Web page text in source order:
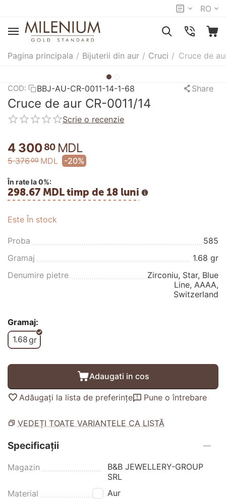
RO
Pagina principala / Bijuterii din aur / Cruci / Cruce de
COD: BBJ-AU-CR-0011-14-1-68 Share
Cruce de aur CR-0011/14
Scrie o recenzie
4 30080 MDL
5 37600 MDL -20%
În rate la 0%:
298.67 MDL timp de 18 luni
Este În stock
Proba
585
Gramaj
1.68 gr
Denumire pietre
Zirconiu, Star, Blue
Line, AAAA,
Switzerland
Gramaj:
1.68gr
Adaugati in cos
Adăugați la lista de preferințe Pune o întrebare
VEDEȚI TOATE VARIANTELE CA LISTĂ
Specificații
Magazin
B&B JEWELLERY-GROUP
SRL
Material
Aur